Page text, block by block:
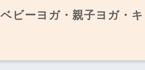
ベビーヨガ・親子ヨガ・